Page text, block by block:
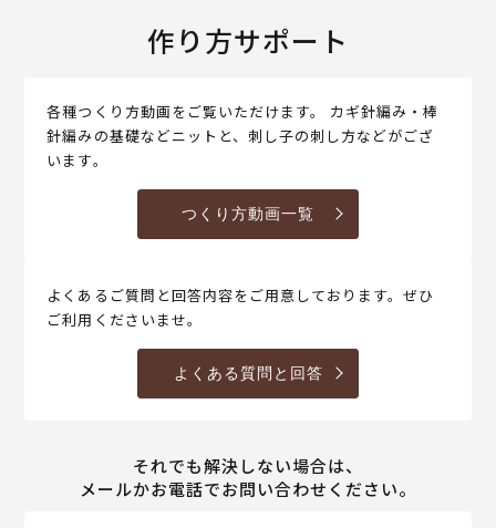
作り方サポート
各種つくり方動画をご覧いただけます。 カギ針編み・棒
針編みの基礎などニットと、刺し子の刺し方などがござ
います。
つくり方動画一覧
よくあるご質問と回答内容をご用意しております。ぜひ
ご利用くださいませ。
よくある質問と回答
それでも解決しない場合は、
メールかお電話でお問い合わせください。